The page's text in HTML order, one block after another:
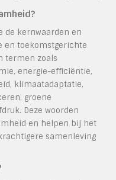
de kernwaarden en
en toekomstgerichte
termen zoals
energie-efficiëntie,
klimaatadaptatie,
groene
Deze woorden
en helpen bij het
samenleving